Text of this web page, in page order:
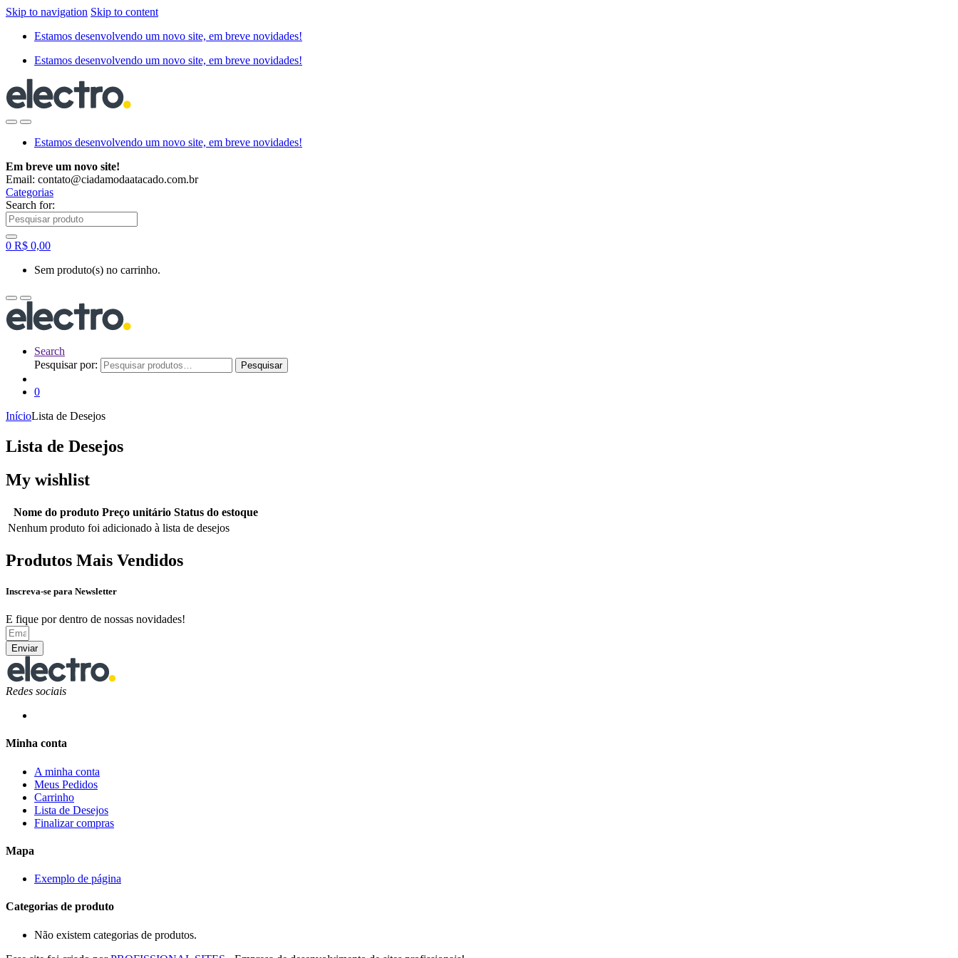
Skip to navigation Skip to content
Estamos desenvolvendo um novo site, em breve novidades!
Estamos desenvolvendo um novo site, em breve novidades!
Estamos desenvolvendo um novo site, em breve novidades!
Em breve um novo site!
Email: contato@ciadamodaatacado.com.br
Categorias
Search for:
0 R$ 0,00
Sem produto(s) no carrinho.
Search
Pesquisar por:
Pesquisar
0
InícioLista de Desejos
Lista de Desejos
My wishlist
Nome do produto Preço unitário Status do estoque
Nenhum produto foi adicionado à lista de desejos
Produtos Mais Vendidos
Inscreva-se para Newsletter
E fique por dentro de nossas novidades!
Enviar
Redes sociais
Minha conta
A minha conta
Meus Pedidos
Carrinho
Lista de Desejos
Finalizar compras
Mapa
Exemplo de página
Categorias de produto
Não existem categorias de produtos.